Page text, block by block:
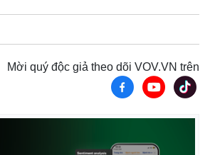
Mời quý độc giả theo dõi VOV.VN trên